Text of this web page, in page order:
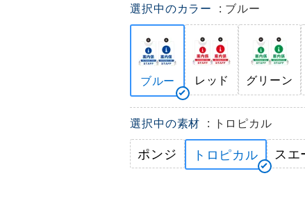
選択中のカラー : ブルー
ブルー レッド グリーン
選択中の素材 : トロピカル
ポンジ トロピカル スエ